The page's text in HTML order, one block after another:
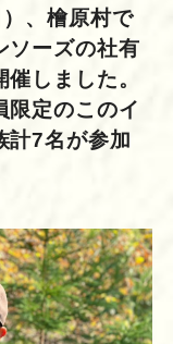
、檜原村で
ソーズの社有
しました。
限定のこのイ
計7名が参加